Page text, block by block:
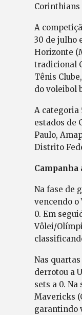
Corinthians
A
30 de julho
Horizonte
tradicional
Tênis
do voleibol
A categoria
estados de
Paulo,
Distrito
Campanha
Na fase de
vencendo o
0. Em
Vôlei/
Nas
derrotou a
sets a 0.
Mavericks
garantindo